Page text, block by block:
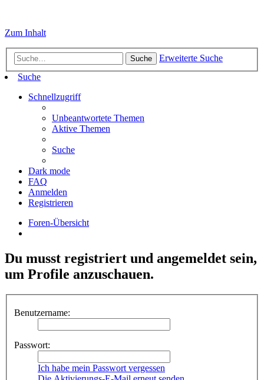
Zum Inhalt
Suche
Erweiterte Suche
Suche
Schnellzugriff
Unbeantwortete Themen
Aktive Themen
Suche
Dark mode
FAQ
Anmelden
Registrieren
Foren-Übersicht
Du musst registriert und angemeldet sein,
um Profile anzuschauen.
Benutzername:
Passwort:
Ich habe mein Passwort vergessen